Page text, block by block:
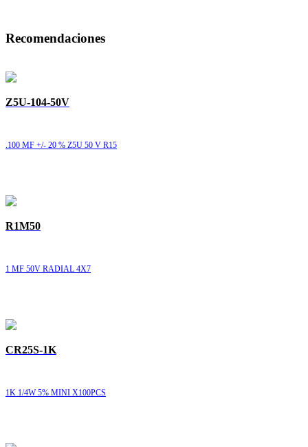
Recomendaciones
Z5U-104-50V
.100 MF +/- 20 % Z5U 50 V R15
R1M50
1 MF 50V RADIAL 4X7
CR25S-1K
1K 1/4W 5% MINI X100PCS